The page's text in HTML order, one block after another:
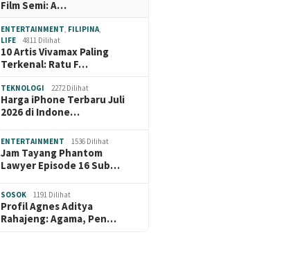
Film Semi: A…
ENTERTAINMENT FILIPINA
LIFE
4811 Dilihat
10 Artis Vivamax Paling
Terkenal: Ratu F…
TEKNOLOGI 2272 Dilihat
Harga iPhone Terbaru Juli
2026 di Indone…
ENTERTAINMENT 1536 Dilihat
Jam Tayang Phantom
Lawyer Episode 16 Sub…
SOSOK 1191 Dilihat
Profil Agnes Aditya
Rahajeng: Agama, Pen…